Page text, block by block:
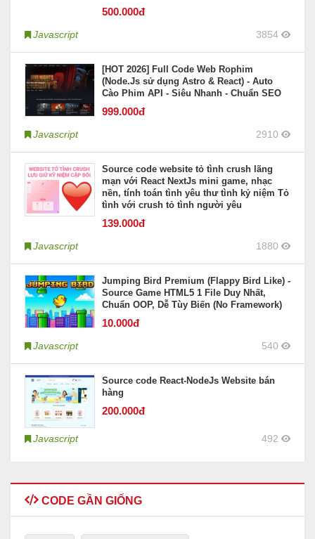
500.000đ
Javascript 3854
[HOT 2026] Full Code Web Rophim
(Node.Js sử dụng Astro & React) - Auto
Cào Phim API - Siêu Nhanh - Chuẩn SEO
999.000đ
Javascript 2910
Source code website tỏ tình crush lãng
mạn với React NextJs mini game, nhạc
nền, tính toán tình yêu thư tình kỷ niệm Tỏ
tình với crush tỏ tình người yêu
139.000đ
Javascript 1880
Jumping Bird Premium (Flappy Bird Like) -
Source Game HTML5 1 File Duy Nhất,
Chuẩn OOP, Dễ Tùy Biến (No Framework)
10.000đ
Javascript 540
Source code React-NodeJs Website bán
hàng
200.000đ
Javascript 492
CODE GẦN GIỐNG